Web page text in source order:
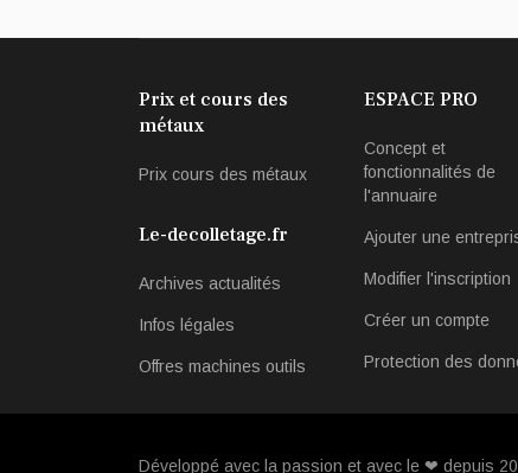
Prix et cours des
métaux
Prix cours des métaux
Le-decolletage.fr
Archives actualités
Infos légales
Offres machines outils
ESPACE PRO
Concept et
fonctionnalités de
l'annuaire
Ajouter une
Modifier l'inscription
Créer un compte
Protection des
Développé avec la passion et avec le ❤ depuis